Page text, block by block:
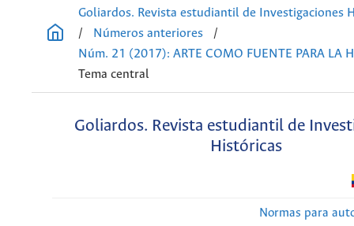
Goliardos. Revista estudiantil de Investigaciones
/
Números anteriores
/
Núm. 21 (2017): ARTE COMO FUENTE PARA LA
Tema central
Goliardos. Revista estudiantil de
Históricas
Normas para